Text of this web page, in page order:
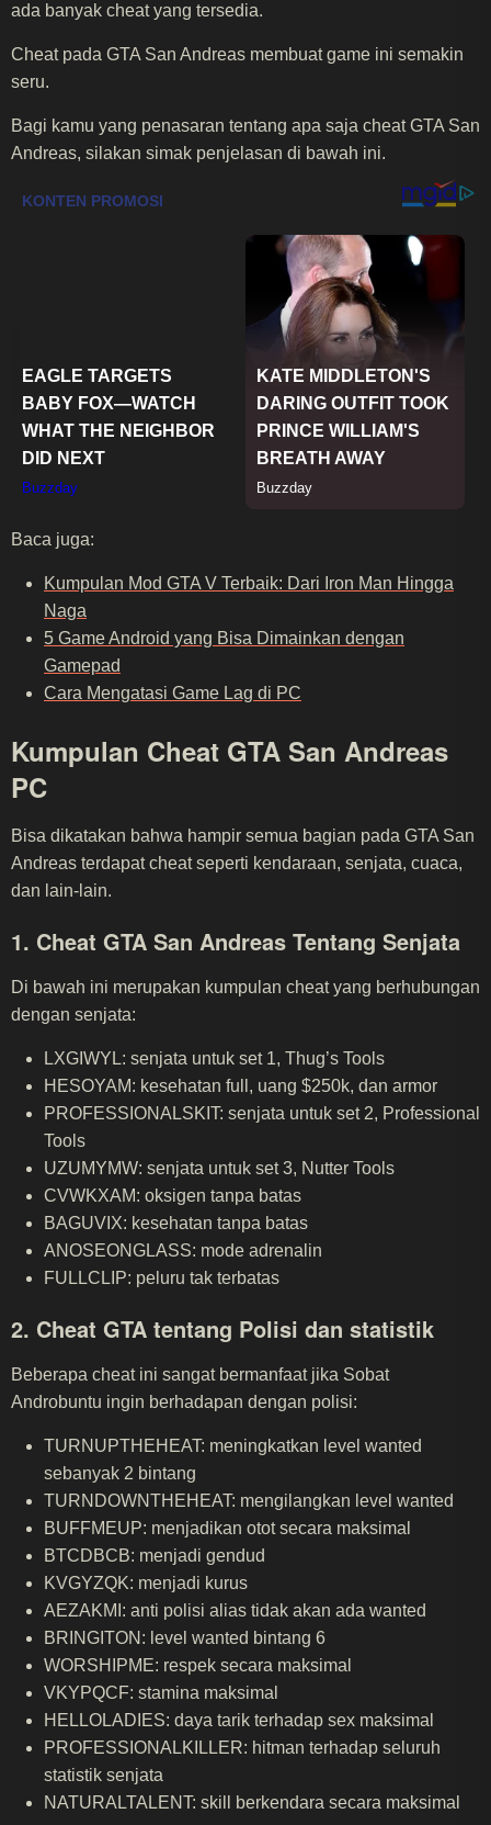
ada banyak cheat yang tersedia.
Cheat pada GTA San Andreas membuat game ini semakin
seru.
Bagi kamu yang penasaran tentang apa saja cheat GTA San
Andreas, silakan simak penjelasan di bawah ini.
Baca juga:
Kumpulan Mod GTA V Terbaik: Dari Iron Man Hingga
Naga
5 Game Android yang Bisa Dimainkan dengan
Gamepad
Cara Mengatasi Game Lag di PC
Kumpulan Cheat GTA San Andreas
PC
Bisa dikatakan bahwa hampir semua bagian pada GTA San
Andreas terdapat cheat seperti kendaraan, senjata, cuaca,
dan lain-lain.
1. Cheat GTA San Andreas Tentang Senjata
Di bawah ini merupakan kumpulan cheat yang berhubungan
dengan senjata:
LXGIWYL: senjata untuk set 1, Thug’s Tools
HESOYAM: kesehatan full, uang $250k, dan armor
PROFESSIONALSKIT: senjata untuk set 2, Professional
Tools
UZUMYMW: senjata untuk set 3, Nutter Tools
CVWKXAM: oksigen tanpa batas
BAGUVIX: kesehatan tanpa batas
ANOSEONGLASS: mode adrenalin
FULLCLIP: peluru tak terbatas
2. Cheat GTA tentang Polisi dan statistik
Beberapa cheat ini sangat bermanfaat jika Sobat
Androbuntu ingin berhadapan dengan polisi:
TURNUPTHEHEAT: meningkatkan level wanted
sebanyak 2 bintang
TURNDOWNTHEHEAT: mengilangkan level wanted
BUFFMEUP: menjadikan otot secara maksimal
BTCDBCB: menjadi gendud
KVGYZQK: menjadi kurus
AEZAKMI: anti polisi alias tidak akan ada wanted
BRINGITON: level wanted bintang 6
WORSHIPME: respek secara maksimal
VKYPQCF: stamina maksimal
HELLOLADIES: daya tarik terhadap sex maksimal
PROFESSIONALKILLER: hitman terhadap seluruh
statistik senjata
NATURALTALENT: skill berkendara secara maksimal